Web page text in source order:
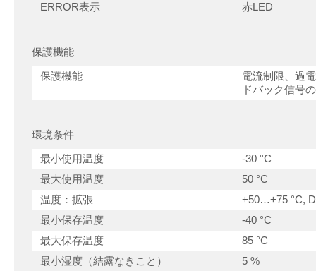
ERROR表示
赤LED
保護機能
保護機能
電流制限、過
ドバック信号
環境条件
最小使用温度
-30 °C
最大使用温度
50 °C
温度：拡張
+50…+75 °C,
最小保存温度
-40 °C
最大保存温度
85 °C
最小湿度（結露なきこと）
5 %